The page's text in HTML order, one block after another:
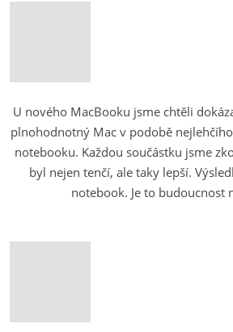
U nového MacBooku jsme chtěli
plnohodnotný Mac v podobě
notebooku. Každou součástku jsme
byl nejen tenčí, ale taky lepší.
notebook. Je to budoucnost